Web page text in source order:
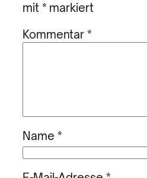
mit * markiert
Kommentar*
Name *